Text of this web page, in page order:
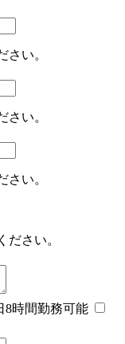
さい。
さい。
さい。
ださい。
8時間勤務可能